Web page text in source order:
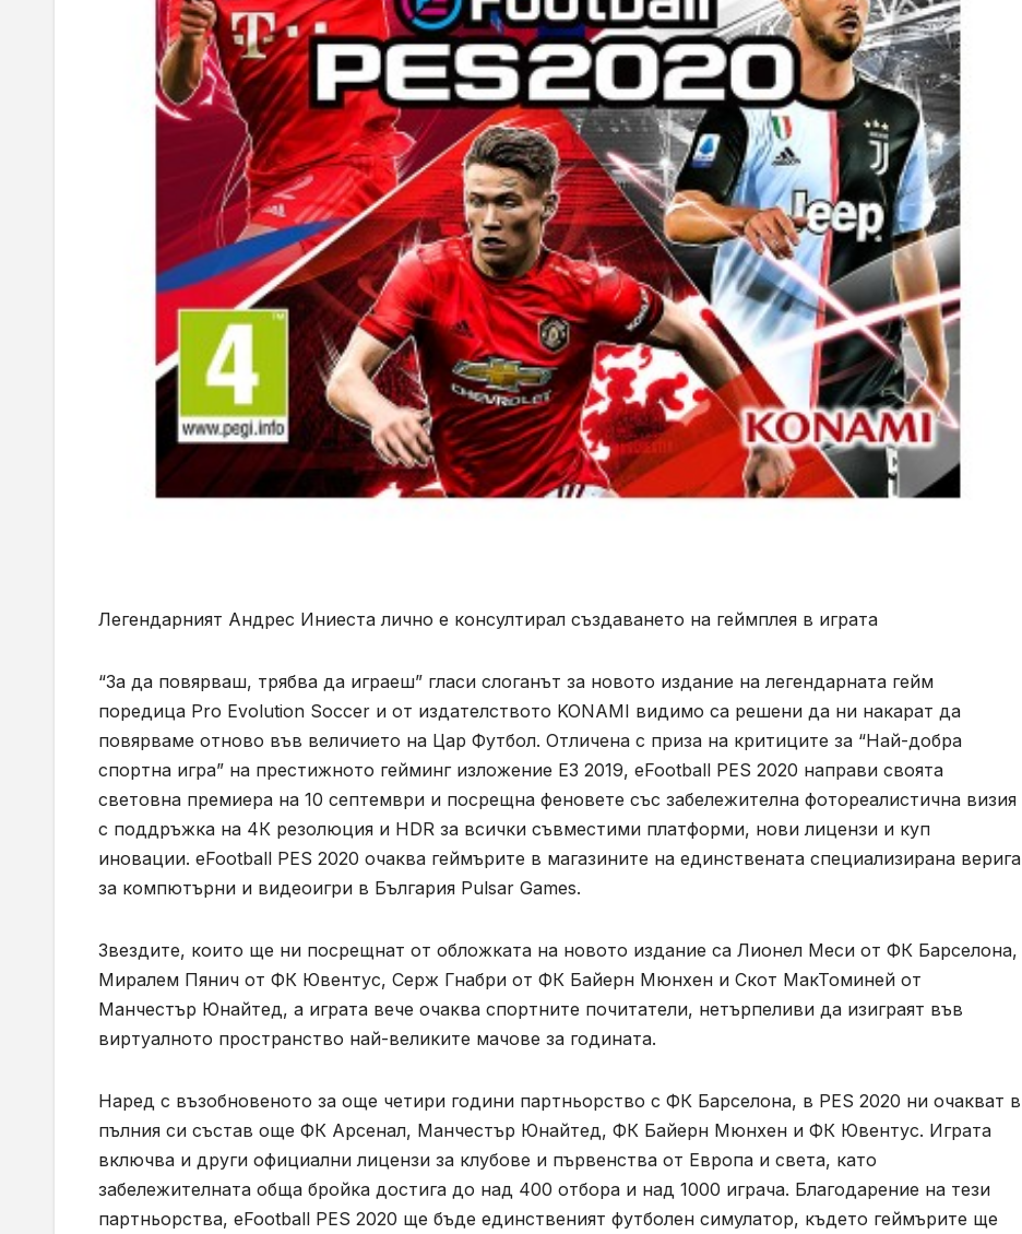
Легендарният Андрес Иниеста лично е консултирал създаването на геймплея в играта
“За да повярваш, трябва да играеш” гласи слоганът за новото издание на легендарната гейм
поредица Pro Evolution Soccer и от издателството KONAMI видимо са решени да ни накарат да
повярваме отново във величието на Цар Футбол. Отличена с приза на критиците за “Най-добра
спортна игра” на престижното гейминг изложение Е3 2019, eFootball PES 2020 направи своята
световна премиера на 10 септември и посрещна феновете със забележителна фотореалистична визия
с поддръжка на 4К резолюция и HDR за всички съвместими платформи, нови лицензи и куп
иновации. eFootball PES 2020 очаква геймърите в магазините на единствената специализирана верига
за компютърни и видеоигри в България Pulsar Games.
Звездите, които ще ни посрещнат от обложката на новото издание са Лионел Меси от ФК Барселона,
Миралем Пянич от ФК Ювентус, Серж Гнабри от ФК Байерн Мюнхен и Скот МакТоминей от
Манчестър Юнайтед, а играта вече очаква спортните почитатели, нетърпеливи да изиграят във
виртуалното пространство най-великите мачове за годината.
Наред с възобновеното за още четири години партньорство с ФК Барселона, в PES 2020 ни очакват в
пълния си състав още ФК Арсенал, Манчестър Юнайтед, ФК Байерн Мюнхен и ФК Ювентус. Играта
включва и други официални лицензи за клубове и първенства от Европа и света, като
забележителната обща бройка достига до над 400 отбора и над 1000 играча. Благодарение на тези
партньорства, eFootball PES 2020 ще бъде единственият футболен симулатор, където геймърите ще